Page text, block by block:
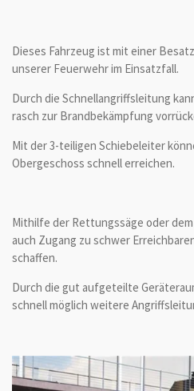
Dieses Fahrzeug ist mit einer
unserer Feuerwehr im Einsatzfall.
Durch die Schnellangriffsleitung
rasch zur Brandbekämpfung
Mit der 3-teiligen Schiebeleiter
Obergeschoss schnell erreichen.
Mithilfe der Rettungssäge oder
auch Zugang zu schwer
schaffen.
Durch die gut aufgeteilte
schnell möglich weitere